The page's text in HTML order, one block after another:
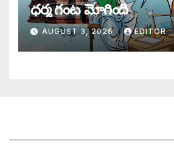
ధర్మ గంట మోగింది
AUGUST 3, 2026 EDITOR